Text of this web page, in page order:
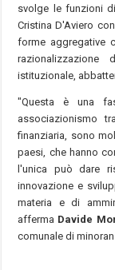
svolge le funzioni
Cristina D'Aviero
forme aggregative
razionalizzazione
istituzionale,
"Questa è una
associazionismo
finanziaria, sono
paesi, che hanno
l'unica può dare
innovazione e
materia e di
afferma Davide
comunale di